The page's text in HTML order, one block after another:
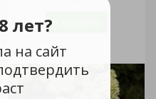
лет?
на сайт
В корзину